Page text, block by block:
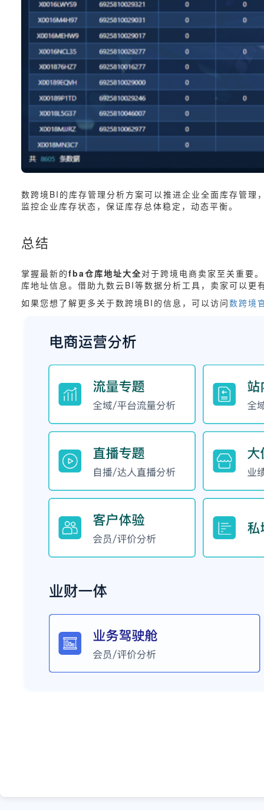
数跨境BI的库存管理分析方案可以推进企业全面库存管
监控企业库存状态，保证库存总体稳定，动态平衡。
总结
掌握最新的fba仓库地址大全对于跨境电商卖家至关重要
库地址信息。借助九数云BI等数据分析工具，卖家可以
如果您想了解更多关于数跨境BI的信息，可以访问数跨境